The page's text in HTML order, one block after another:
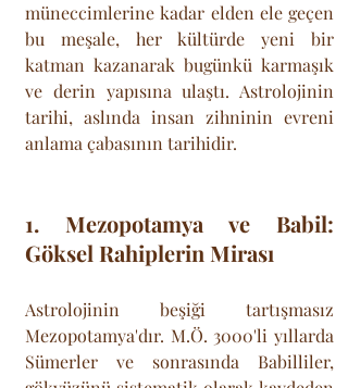
müneccimlerine kadar elden ele geçen
bu meşale, her kültürde yeni bir
katman kazanarak bugünkü karmaşık
ve derin yapısına ulaştı. Astrolojinin
tarihi, aslında insan zihninin evreni
anlama çabasının tarihidir.
1. Mezopotamya ve Babil:
Göksel Rahiplerin Mirası
Astrolojinin beşiği tartışmasız
Mezopotamya'dır. M.Ö. 3000'li yıllarda
Sümerler ve sonrasında Babilliler,